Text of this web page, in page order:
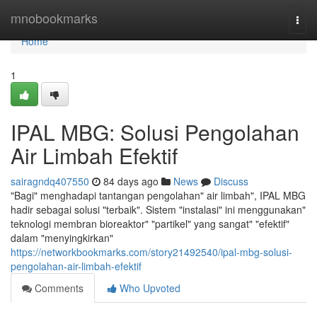
mnobookmarks
Home
Home
1
IPAL MBG: Solusi Pengolahan
Air Limbah Efektif
sairagndq407550 84 days ago News
Discuss
"Bagi" menghadapi tantangan pengolahan" air limbah", IPAL MBG
hadir sebagai solusi "terbaik". Sistem "instalasi" ini menggunakan"
teknologi membran bioreaktor" "partikel" yang sangat" "efektif"
dalam "menyingkirkan"
https://networkbookmarks.com/story21492540/ipal-mbg-solusi-
pengolahan-air-limbah-efektif
Comments
Who Upvoted